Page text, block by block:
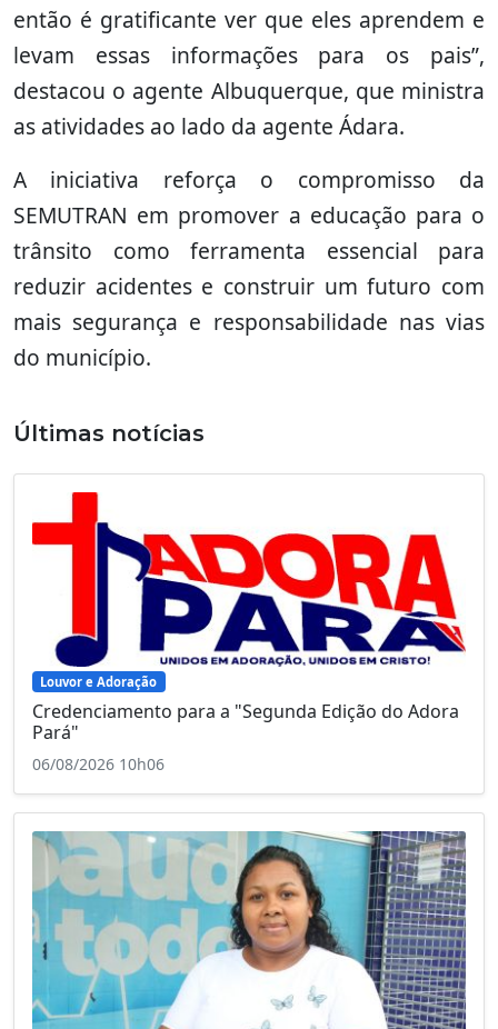
então é gratificante ver que eles aprendem e
levam essas informações para os pais”,
destacou o agente Albuquerque, que ministra
as atividades ao lado da agente Ádara.
A iniciativa reforça o compromisso da
SEMUTRAN em promover a educação para o
trânsito como ferramenta essencial para
reduzir acidentes e construir um futuro com
mais segurança e responsabilidade nas vias
do município.
Últimas notícias
Louvor e Adoração
Credenciamento para a "Segunda Edição do Adora
Pará"
06/08/2026 10h06